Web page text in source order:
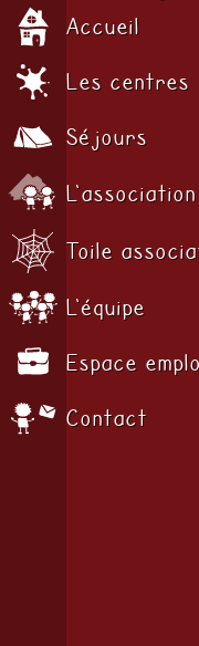
Accueil
Les centres
Séjours
L'association
Toile
L'équipe
Espace
Contact